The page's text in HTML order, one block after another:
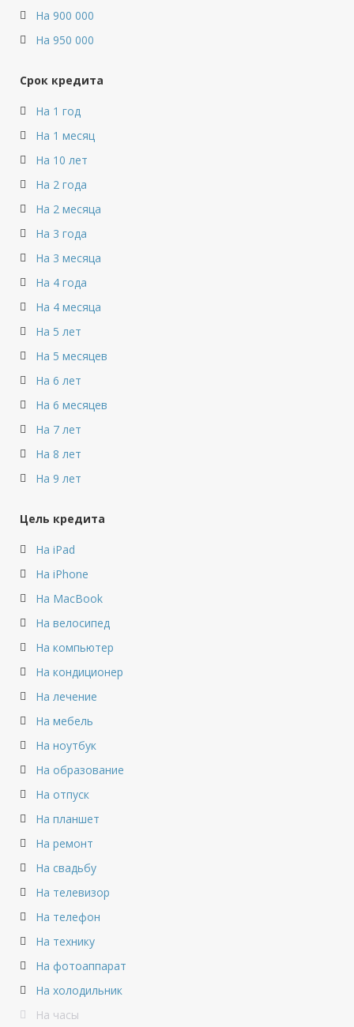
На 900 000
На 950 000
Срок кредита
На 1 год
На 1 месяц
На 10 лет
На 2 года
На 2 месяца
На 3 года
На 3 месяца
На 4 года
На 4 месяца
На 5 лет
На 5 месяцев
На 6 лет
На 6 месяцев
На 7 лет
На 8 лет
На 9 лет
Цель кредита
На iPad
На iPhone
На MacBook
На велосипед
На компьютер
На кондиционер
На лечение
На мебель
На ноутбук
На образование
На отпуск
На планшет
На ремонт
На свадьбу
На телевизор
На телефон
На технику
На фотоаппарат
На холодильник
На часы